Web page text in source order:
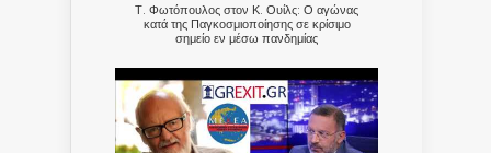
Τ. Φωτόπουλος στον Κ. Ουίλς: Ο αγώνας
κατά της Παγκοσμιοποίησης σε κρίσιμο
σημείο εν μέσω πανδημίας